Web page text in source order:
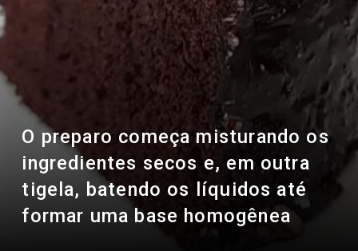
O preparo começa misturando os
ingredientes secos e, em outra
tigela, batendo os líquidos até
formar uma base homogênea